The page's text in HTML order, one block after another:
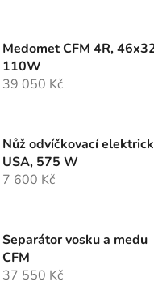
Medomet CFM 4R,
110W
39 050 Kč
Nůž odvíčkovací
USA, 575 W
7 600 Kč
Separátor vosku a medu
CFM
37 550 Kč